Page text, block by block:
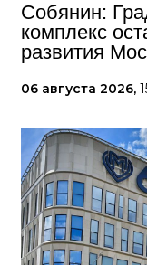
Собянин:
комплекс
развития
06 августа 2026,